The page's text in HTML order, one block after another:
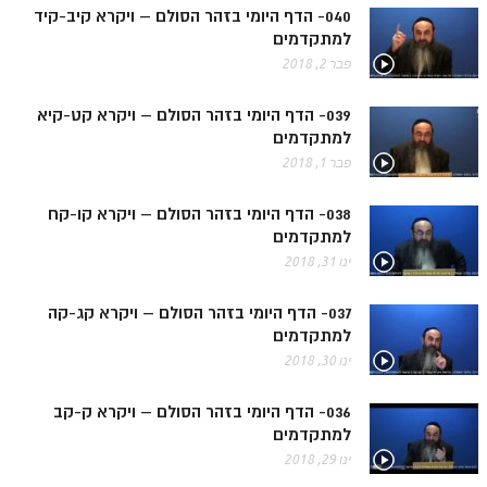
ספר הזוהר – שמות
הזוהר הקדוש שמות מתחילים
הזוהר הקדוש שמות מתקדמים
הזוהר הקדוש וארא מתחילים
הזוהר הקדוש בא מתחילים
הזוהר הקדוש בשלח מתחילים
הזוהר הקדוש בשלח מתקדמים
הזוהר הקדוש יתרו מתחילים
הזוהר הקדוש יתרו מתקדמים
040- הדף היומי בזהר הסולם – ויקרא קיב-קיד
למתקדמים
פבר 2, 2018
039- הדף היומי בזהר הסולם – ויקרא קט-קיא
למתקדמים
פבר 1, 2018
038- הדף היומי בזהר הסולם – ויקרא קו-קח
למתקדמים
ינו 31, 2018
037- הדף היומי בזהר הסולם – ויקרא קג-קה
למתקדמים
ינו 30, 2018
036- הדף היומי בזהר הסולם – ויקרא ק-קב
למתקדמים
ינו 29, 2018